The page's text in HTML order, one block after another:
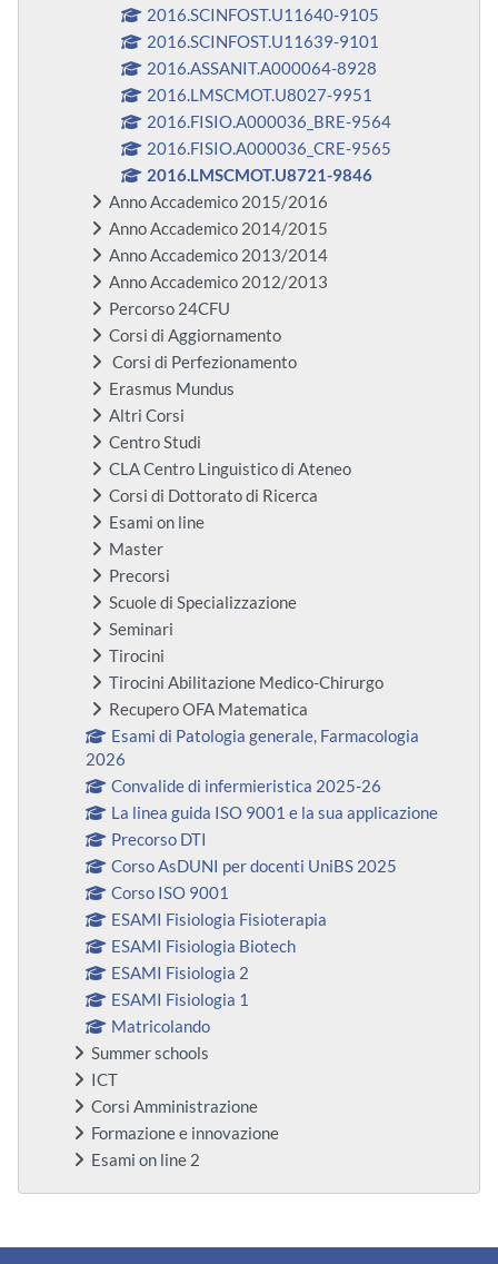
2016.SCINFOST.U11640-9105
2016.SCINFOST.U11639-9101
2016.ASSANIT.A000064-8928
2016.LMSCMOT.U8027-9951
2016.FISIO.A000036_BRE-9564
2016.FISIO.A000036_CRE-9565
2016.LMSCMOT.U8721-9846
Anno Accademico 2015/2016
Anno Accademico 2014/2015
Anno Accademico 2013/2014
Anno Accademico 2012/2013
Percorso 24CFU
Corsi di Aggiornamento
Corsi di Perfezionamento
Erasmus Mundus
Altri Corsi
Centro Studi
CLA Centro Linguistico di Ateneo
Corsi di Dottorato di Ricerca
Esami on line
Master
Precorsi
Scuole di Specializzazione
Seminari
Tirocini
Tirocini Abilitazione Medico-Chirurgo
Recupero OFA Matematica
Esami di Patologia generale, Farmacologia
2026
Convalide di infermieristica 2025-26
La linea guida ISO 9001 e la sua applicazione
Precorso DTI
Corso AsDUNI per docenti UniBS 2025
Corso ISO 9001
ESAMI Fisiologia Fisioterapia
ESAMI Fisiologia Biotech
ESAMI Fisiologia 2
ESAMI Fisiologia 1
Matricolando
Summer schools
ICT
Corsi Amministrazione
Formazione e innovazione
Esami on line 2
Ergänzungsblöcke